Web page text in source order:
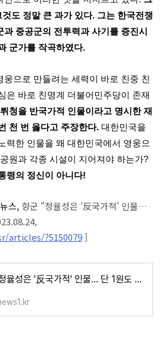
도 정말 큰 과가 있다. 그는 한국전쟁
과 중공군의 전투력과 사기를 증진시
군가를 작곡하였다.
웅으로 만들려는 세력이 바로 친중 친
은 바로 친명계 더불어민주당이 존재
청을 반국가적 인물이라고 명시한 재
천 번 옳다고 주장한다. 대한민국을
력한 인물을 왜 대한민국에서 영웅으
원과 각종 시설이 지어져야 하는가?
령의 정신이 아니다!
스, 향군 "정율성은 '反국가적' 인물…
articles/?5150079]
향군 "정율성은 '反국가적' 인물… 단 1원도 써선 안 돼"